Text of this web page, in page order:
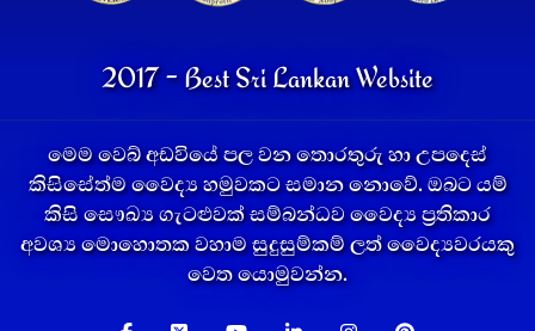
2017 - Best Sri Lankan Website
මෙම වෙබ් අඩවියේ පල වන තොරතුරු හා උපදෙස්
කිසිසේත්ම වෛද්‍ය හමුවකට සමාන නොවේ. ඔබට යම්
කිසි සෞඛ්‍ය ගැටළුවක් සම්බන්ධව වෛද්‍ය ප්‍රතිකාර
අවශ්‍ය මොහොතක වහාම සුදුසුම්කම් ලත් වෛද්‍යවරයකු
වෙත යොමුවන්න.